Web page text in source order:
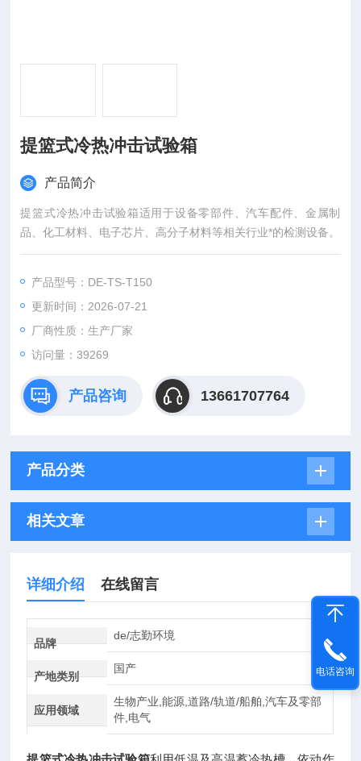
提篮式冷热冲击试验箱
产品简介
提篮式冷热冲击试验箱适用于设备零部件、汽车配件、金属制
品、化工材料、电子芯片、高分子材料等相关行业*的检测设备。
产品型号：DE-TS-T150
更新时间：2026-07-21
厂商性质：生产厂家
访问量：39269
产品咨询 13661707764
产品分类
相关文章
详细介绍 在线留言
品牌
de/志勤环境
产地类别
国产
应用领域
生物产业,能源,道路/轨道/船舶,汽车及零部
件,电气
电话咨询